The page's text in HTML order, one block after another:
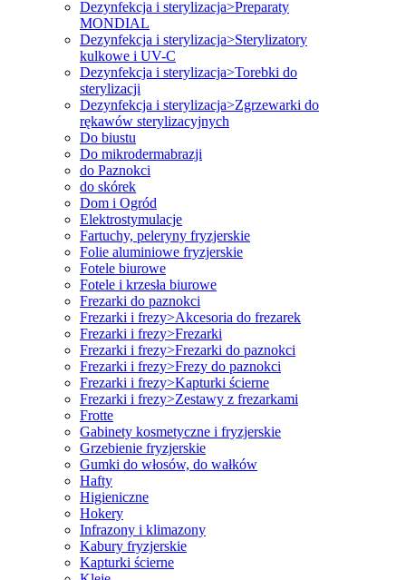
Dezynfekcja i sterylizacja>Preparaty
MONDIAL
Dezynfekcja i sterylizacja>Sterylizatory
kulkowe i UV-C
Dezynfekcja i sterylizacja>Torebki do
sterylizacji
Dezynfekcja i sterylizacja>Zgrzewarki do
rękawów sterylizacyjnych
Do biustu
Do mikrodermabrazji
do Paznokci
do skórek
Dom i Ogród
Elektrostymulacje
Fartuchy, peleryny fryzjerskie
Folie aluminiowe fryzjerskie
Fotele biurowe
Fotele i krzesła biurowe
Frezarki do paznokci
Frezarki i frezy>Akcesoria do frezarek
Frezarki i frezy>Frezarki
Frezarki i frezy>Frezarki do paznokci
Frezarki i frezy>Frezy do paznokci
Frezarki i frezy>Kapturki ścierne
Frezarki i frezy>Zestawy z frezarkami
Frotte
Gabinety kosmetyczne i fryzjerskie
Grzebienie fryzjerskie
Gumki do włosów, do wałków
Hafty
Higieniczne
Hokery
Infrazony i klimazony
Kabury fryzjerskie
Kapturki ścierne